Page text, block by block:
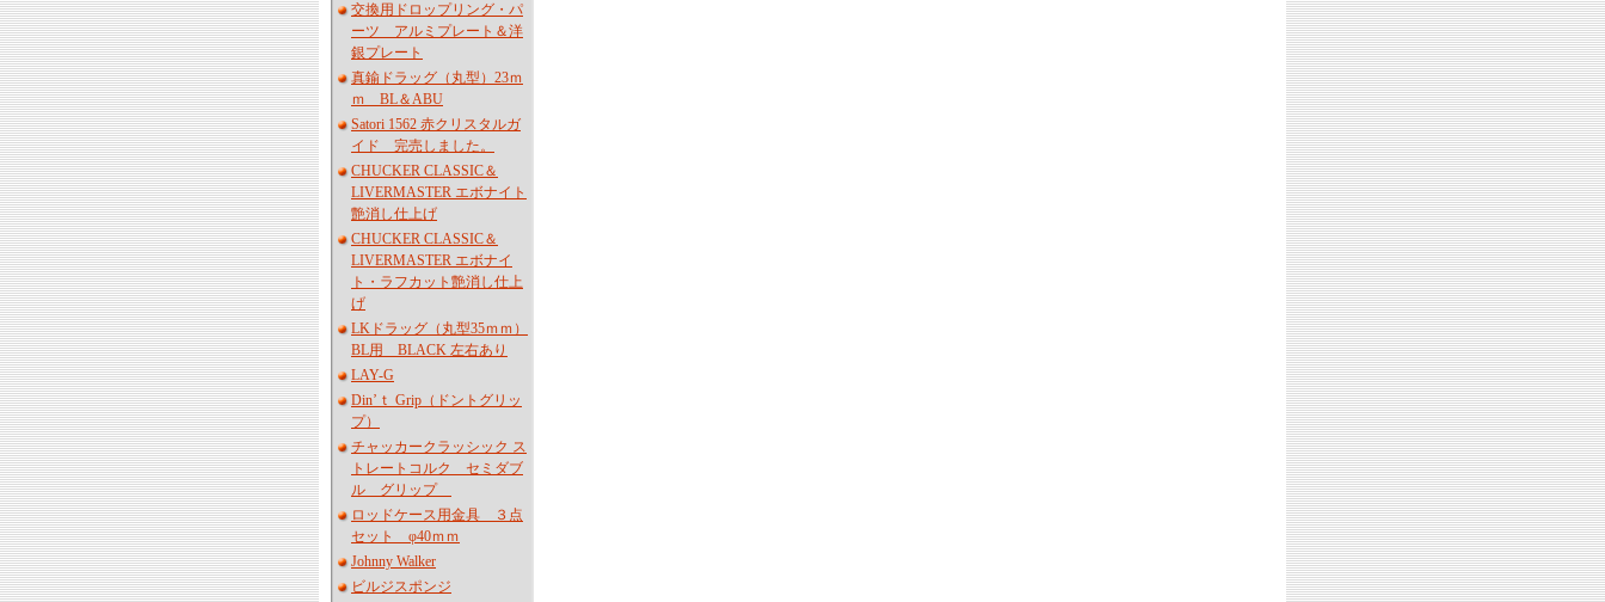
交換用ドロップリング・パ
ーツ アルミプレート＆洋
銀プレート
真鍮ドラッグ（丸型）23ｍ
ｍ BL＆ABU
Satori 1562 赤クリスタルガ
イド 完売しました。
CHUCKER CLASSIC＆
LIVERMASTER エボナイト
艶消し仕上げ
CHUCKER CLASSIC＆
LIVERMASTER エボナイ
ト・ラフカット艶消し仕上
げ
LKドラッグ（丸型35ｍｍ）
BL用 BLACK 左右あり
LAY-G
Din’ｔ Grip（ドントグリッ
プ）
チャッカークラッシック ス
トレートコルク セミダブ
ル グリップ
ロッドケース用金具 ３点
セット φ40ｍｍ
Johnny Walker
ビルジスポンジ